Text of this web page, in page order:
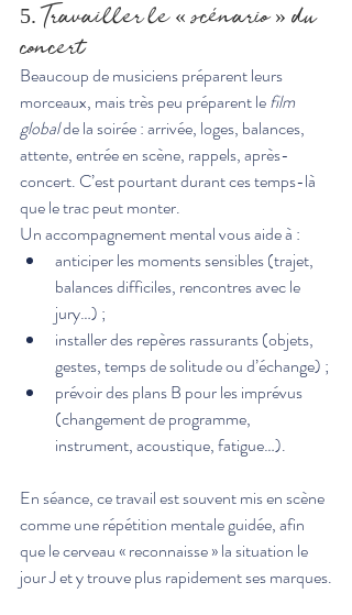
5. Travailler le « scénario » du
concert
Beaucoup de musiciens préparent leurs
morceaux, mais très peu préparent le film
global de la soirée : arrivée, loges, balances,
attente, entrée en scène, rappels, après-
concert. C’est pourtant durant ces temps-là
que le trac peut monter.
Un accompagnement mental vous aide à :
anticiper les moments sensibles (trajet,
balances difficiles, rencontres avec le
jury…) ;
installer des repères rassurants (objets,
gestes, temps de solitude ou d’échange) ;
prévoir des plans B pour les imprévus
(changement de programme,
instrument, acoustique, fatigue…).
En séance, ce travail est souvent mis en scène
comme une répétition mentale guidée, afin
que le cerveau « reconnaisse » la situation le
jour J et y trouve plus rapidement ses marques.